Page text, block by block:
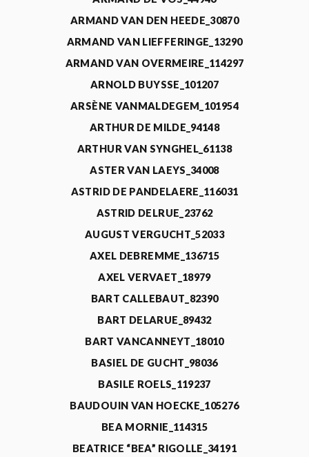
ARMAND VAN DEN HEEDE_30870
ARMAND VAN LIEFFERINGE_13290
ARMAND VAN OVERMEIRE_114297
ARNOLD BUYSSE_101207
ARSÈNE VANMALDEGEM_101954
ARTHUR DE MILDE_94148
ARTHUR VAN SYNGHEL_61138
ASTER VAN LAEYS_34008
ASTRID DE PANDELAERE_116031
ASTRID DELRUE_23762
AUGUST VERGUCHT_52033
AXEL DEBREMME_136715
AXEL VERVAET_18979
BART CALLEBAUT_82390
BART DELARUE_89432
BART VANCANNEYT_18010
BASIEL DE GUCHT_98036
BASILE ROELS_119237
BAUDOUIN VAN HOECKE_105276
BEA MORNIE_114315
BEATRICE “BEA” RIGOLLE_34191